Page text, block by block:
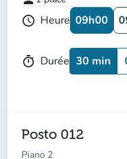
schedule Heure 09h00
timer Durée 30 min
Posto 012
Piano 2